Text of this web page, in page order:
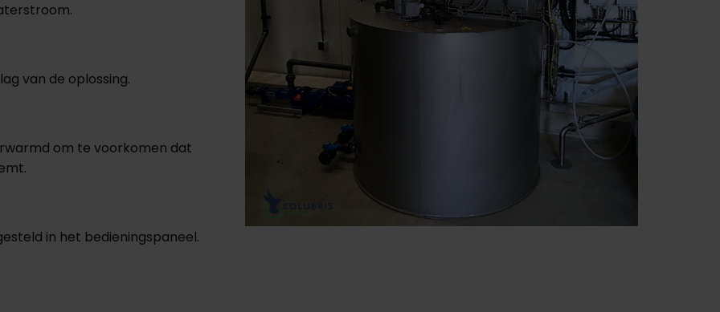
van de oplossing.
om te voorkomen dat
in het bedieningspaneel.